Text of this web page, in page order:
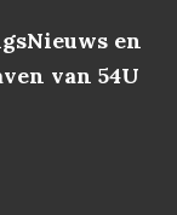
en
van 54U